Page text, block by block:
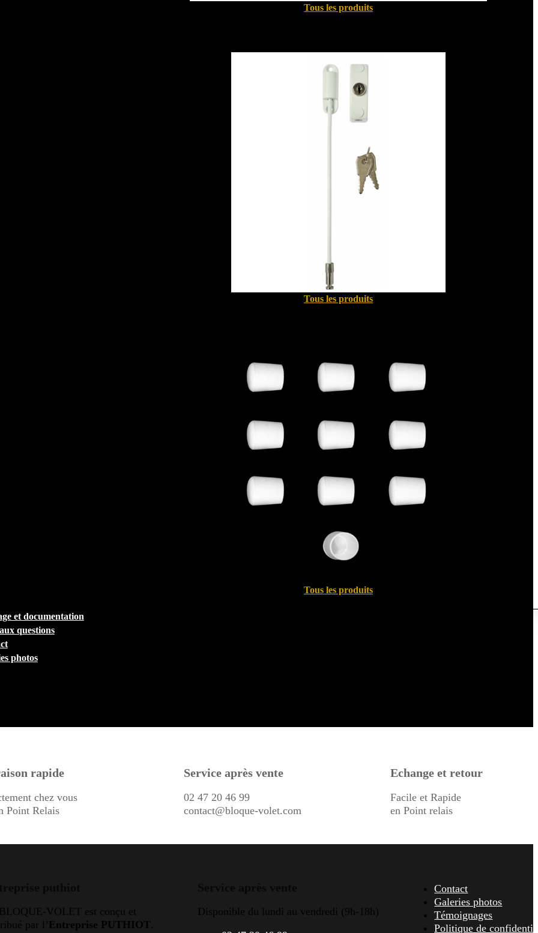
Tous les produits
Tous les produits
Tous les produits
et documentation
questions
photos
rapide
chez vous
Point Relais
Service après vente
02 47 20 46 99
contact@bloque-volet.com
Echange et retour
Facile et Rapide
en Point relais
VOLET est conçu et
par l’ Entreprise PUTHIOT.
Disponible du lundi au vendredi (9h-18h)
Contact
Galeries photos
Témoignages
Politique de